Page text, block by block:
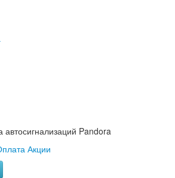
автосигнализаций Pandora
Акции